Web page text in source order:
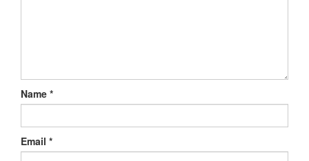
Name *
Email *